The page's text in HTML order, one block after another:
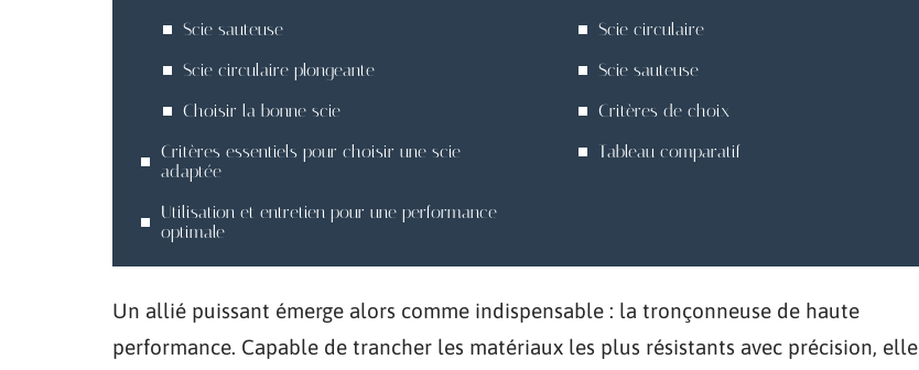
Scie sauteuse
Scie circulaire plongeante
Choisir la bonne scie
Critères essentiels pour choisir une scie
adaptée
Utilisation et entretien pour une performance
optimale
Scie circulaire
Scie sauteuse
Critères de choix
Tableau comparatif
Un allié puissant émerge alors comme indispensable : la tronçonneuse de haute
performance. Capable de trancher les matériaux les plus résistants avec précision, elle